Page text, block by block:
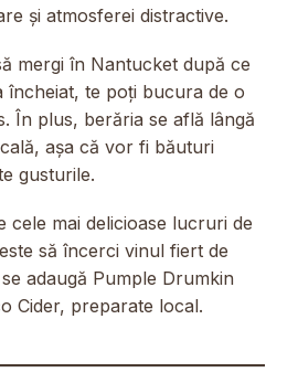
și atmosferei distractive.
mergi în Nantucket după ce
încheiat, te poți bucura de o
În plus, berăria se află lângă
așa că vor fi băuturi
gusturile.
cele mai delicioase lucruri de
să încerci vinul fiert de
adaugă Pumple Drumkin
Cider, preparate local.